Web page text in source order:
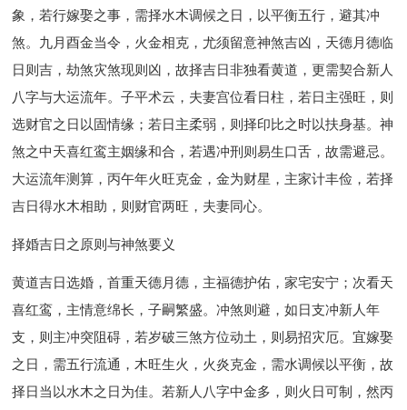
象，若行嫁娶之事，需择水木调候之日，以平衡五行，避其冲
煞。九月酉金当令，火金相克，尤须留意神煞吉凶，天德月德临
日则吉，劫煞灾煞现则凶，故择吉日非独看黄道，更需契合新人
八字与大运流年。子平术云，夫妻宫位看日柱，若日主强旺，则
选财官之日以固情缘；若日主柔弱，则择印比之时以扶身基。神
煞之中天喜红鸾主姻缘和合，若遇冲刑则易生口舌，故需避忌。
大运流年测算，丙午年火旺克金，金为财星，主家计丰俭，若择
吉日得水木相助，则财官两旺，夫妻同心。
择婚吉日之原则与神煞要义
黄道吉日选婚，首重天德月德，主福德护佑，家宅安宁；次看天
喜红鸾，主情意绵长，子嗣繁盛。冲煞则避，如日支冲新人年
支，则主冲突阻碍，若岁破三煞方位动土，则易招灾厄。宜嫁娶
之日，需五行流通，木旺生火，火炎克金，需水调候以平衡，故
择日当以水木之日为佳。若新人八字中金多，则火日可制，然丙